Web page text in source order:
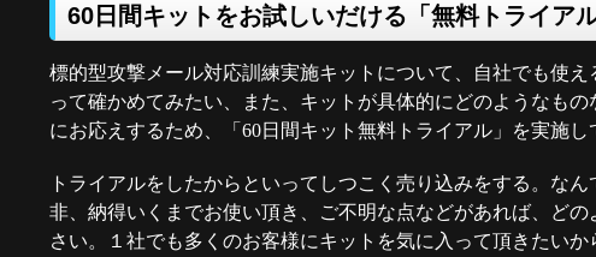
60日間キットをお試しいだける「無料トライア
標的型攻撃メール対応訓練実施キットについて、自社でも使
って確かめてみたい、また、キットが具体的にどのようなも
にお応えするため、「60日間キット無料トライアル」を実施し
トライアルをしたからといってしつこく売り込みをする。な
非、納得いくまでお使い頂き、ご不明な点などがあれば、ど
さい。１社でも多くのお客様にキットを気に入って頂きたい